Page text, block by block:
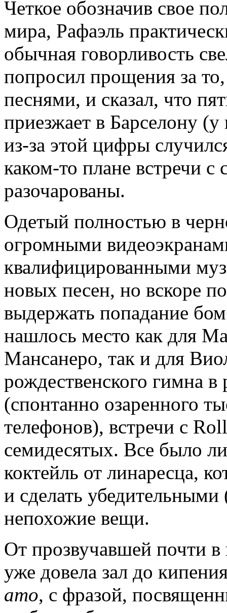
Четкое обозначив свое
мира, Рафаэль
обычная говорливость
попросил прощения за
песнями, и сказал, что
приезжает в Барселону (у
из-за этой цифры
каком-то плане встречи
разочарованы.
Одетый полностью в
огромными
квалифицированными
новых песен, но вскоре
выдержать попадание
нашлось место как для
Мансанеро, так и для
рождественского гимна
(спонтанно озаренного
телефонов), встречи с
семидесятых. Все было
коктейль от линаресца,
и сделать
непохожие вещи.
От прозвучавшей почти в
уже довела зал до
amo, с фразой,